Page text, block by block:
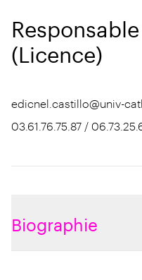
(Licence)
edicnel.castillo@univ-
03.61.76.75.87 /
Biographie